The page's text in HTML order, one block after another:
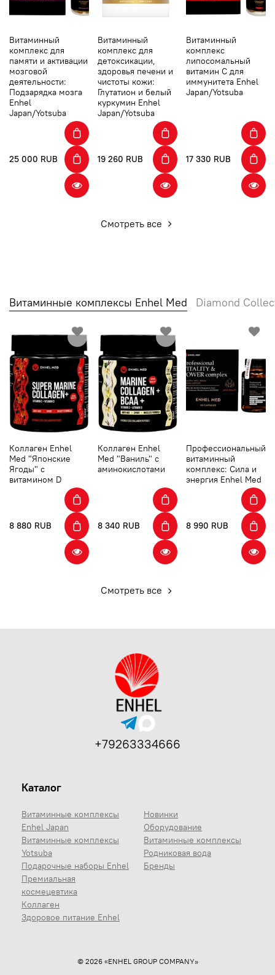
Витаминный
комплекс для
памяти и активации
мозговой
деятельности:
Подзарядка мозга
Enhel
Japan/Yotsuba
25 000 RUB
Витаминный
комплекс для
детоксикации,
здоровья печени и
чистоты кожи:
Глутатион и белый
куркумин Enhel
Japan/Yotsuba
19 260 RUB
Витаминный
комплекс
липосомальный
витамин С для
иммунитета Enhel
Japan/Yotsuba
17 330 RUB
Смотреть все
Витаминные комплексы Enhel Med Diamond
Коллаген Enhel
Med "Японские
Ягоды" с
витамином D
8 880 RUB
Коллаген Enhel
Med "Ваниль" с
аминокислотами
8 340 RUB
Профессиональный
витаминный
комплекс: Сила и
энергия Enhel Med
8 990 RUB
Смотреть все
Каталог
Витаминные комплексы
Enhel Japan
Витаминные комплексы
Yotsuba
Подарочные наборы Enhel
Премиальная
космецевтика
Коллаген
Здоровое питание Enhel
Новинки
Оборудование
Витаминные комплексы
Родниковая вода
Бренды
+79263334666
© 2026 «ENHEL GROUP COMPANY»